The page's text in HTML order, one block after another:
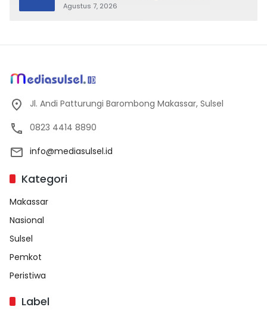
Tradisional Libatkan Seluruh Warga
Agustus 7, 2026
Jl. Andi Patturungi Barombong Makassar, Sulsel
0823 4414 8890
info@mediasulsel.id
Kategori
Makassar
Nasional
Sulsel
Pemkot
Peristiwa
Label